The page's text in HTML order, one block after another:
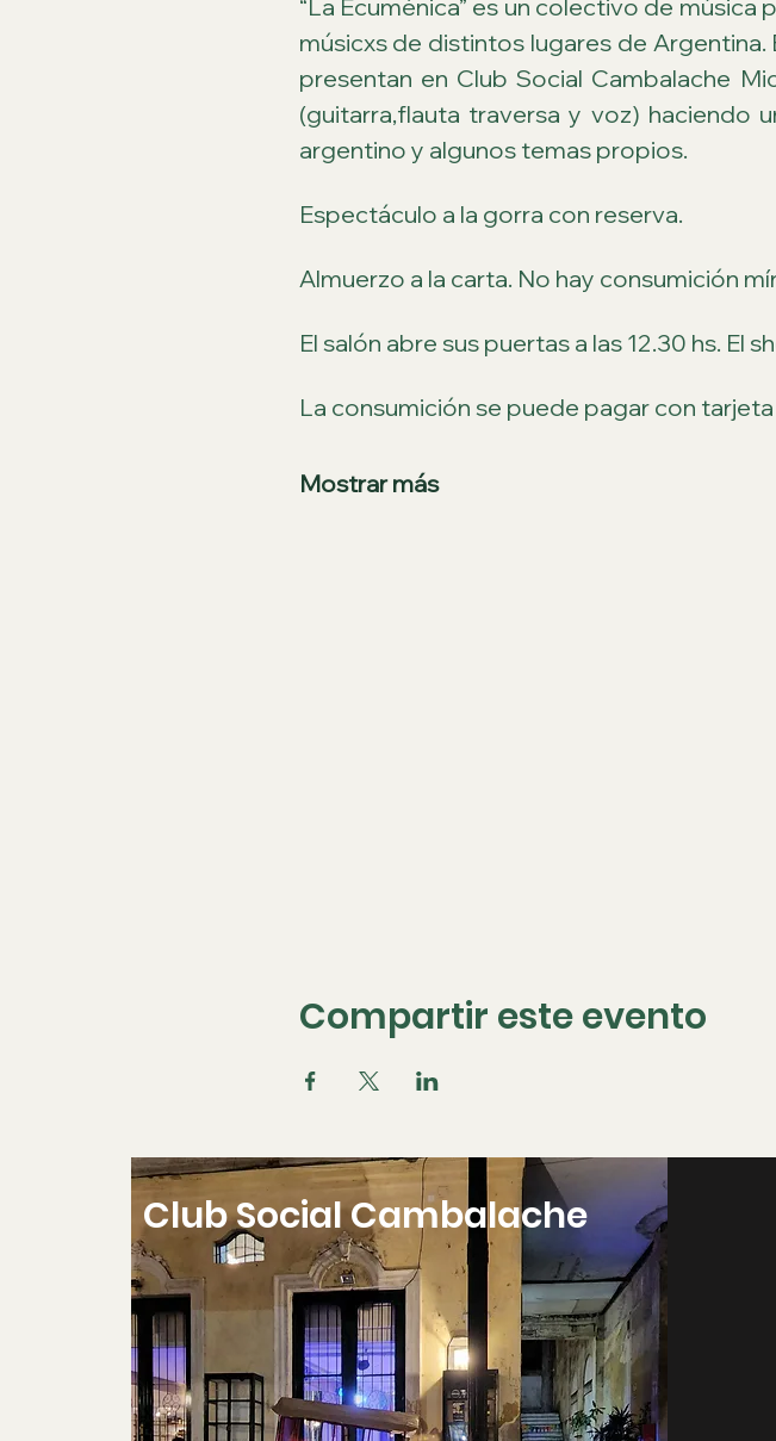
“La Ecuménica” es un colectivo de
músicxs de distintos lugares de
presentan en Club Social Cambalache
(guitarra,flauta traversa y voz) haciendo
argentino y algunos temas propios.
Espectáculo a la gorra con reserva.
Almuerzo a la carta. No hay consumición
El salón abre sus puertas a las 12.30 hs. El
La consumición se puede pagar con
Mostrar más
Compartir este evento
Club Social Cambalache